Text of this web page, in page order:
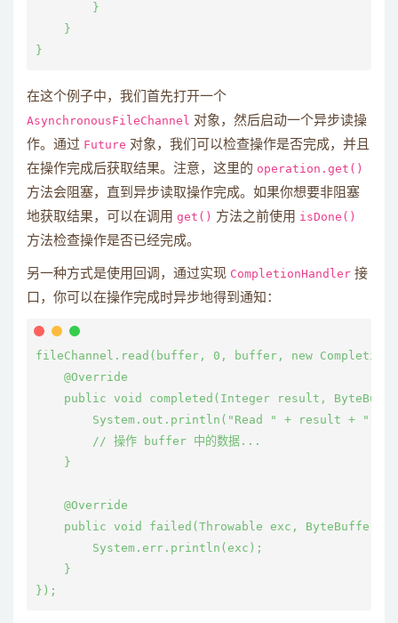
        }
    }
在这个例子中，我们首先打开一个
AsynchronousFileChannel 对象，然后启动一个异步读操
作。通过 Future 对象，我们可以检查操作是否完成，并且
在操作完成后获取结果。注意，这里的 operation.get()
方法会阻塞，直到异步读取操作完成。如果你想要非阻塞
地获取结果，可以在调用 get() 方法之前使用 isDone()
方法检查操作是否已经完成。
另一种方式是使用回调，通过实现 CompletionHandler 接
口，你可以在操作完成时异步地得到通知：
fileChannel.read(buffer, 0, buffer, new
    @Override
public void completed(Integer result,
System.out.println("Read " + result + "
        // 操作 buffer 中的数据...
    }
    @Override
public void failed(Throwable exc, ByteBuffer
        System.err.println(exc);
    }